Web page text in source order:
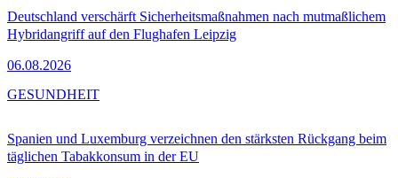
Deutschland verschärft Sicherheitsmaßnahmen nach mutmaßlichem
Hybridangriff auf den Flughafen Leipzig
06.08.2026
Spanien und Luxemburg verzeichnen den stärksten Rückgang beim
täglichen Tabakkonsum in der EU
GESUNDHEIT